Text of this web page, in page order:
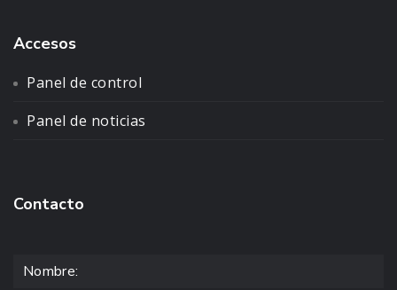
Accesos
Panel de control
Panel de noticias
Contacto